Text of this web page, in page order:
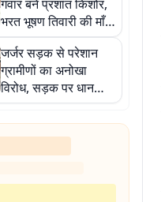
गवार बने प्रशांत किशोर,
भरत भूषण तिवारी की माँ ने
कहा नहीं थी उम्मीद, बेटा
था तो किसी को बोलने की
नहीं थी हिम्मत
जर्जर सड़क से परेशान
ग्रामीणों का अनोखा
विरोध, सड़क पर धान
रोपकर और खाद डालकर
जताया आक्रोश